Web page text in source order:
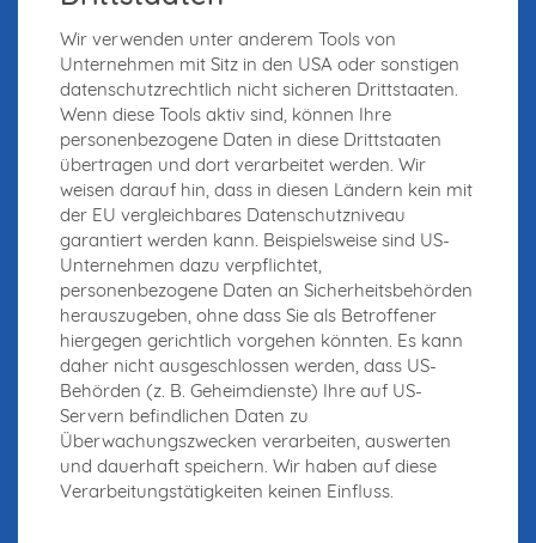
Wir verwenden unter anderem Tools von
Unternehmen mit Sitz in den USA oder sonstigen
datenschutzrechtlich nicht sicheren Drittstaaten.
Wenn diese Tools aktiv sind, können Ihre
personenbezogene Daten in diese Drittstaaten
übertragen und dort verarbeitet werden. Wir
weisen darauf hin, dass in diesen Ländern kein mit
der EU vergleichbares Datenschutzniveau
garantiert werden kann. Beispielsweise sind US-
Unternehmen dazu verpflichtet,
personenbezogene Daten an Sicherheitsbehörden
herauszugeben, ohne dass Sie als Betroffener
hiergegen gerichtlich vorgehen könnten. Es kann
daher nicht ausgeschlossen werden, dass US-
Behörden (z. B. Geheimdienste) Ihre auf US-
Servern befindlichen Daten zu
Überwachungszwecken verarbeiten, auswerten
und dauerhaft speichern. Wir haben auf diese
Verarbeitungstätigkeiten keinen Einfluss.